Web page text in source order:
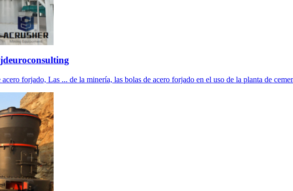
forjado, Las ... de la minería, las bolas de acero forjado en el uso de la planta de